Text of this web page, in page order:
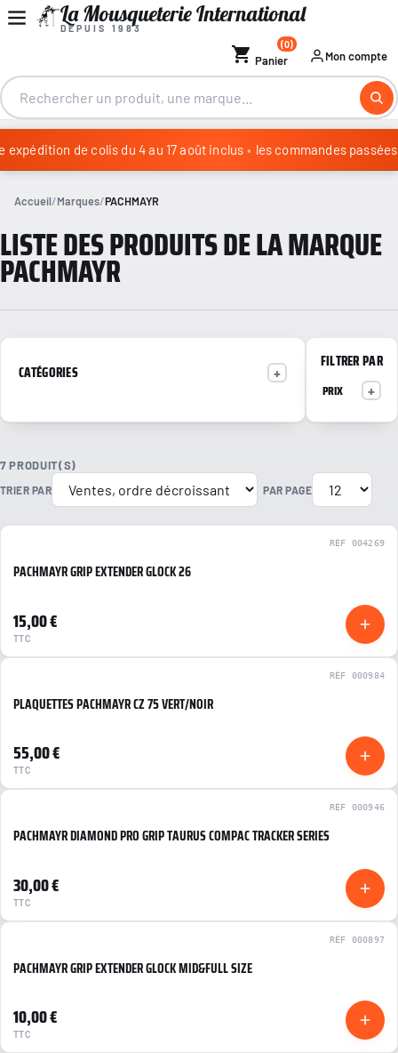
La Mousqueterie International
DEPUIS 1983
shopping_cart Panier
(0)
Mon compte
de colis du 4 au 17 août inclus • les commandes passées
Accueil Marques PACHMAYR
LISTE DES PRODUITS DE LA MARQUE
PACHMAYR
CATÉGORIES
FILTRER PAR
PRIX
7 PRODUIT(S)
TRIER PAR PAR PAGE
RÉF 004269
PACHMAYR GRIP EXTENDER GLOCK 26
15,00 €
TTC
RÉF 000984
PLAQUETTES PACHMAYR CZ 75 VERT/NOIR
55,00 €
TTC
RÉF 000946
PACHMAYR DIAMOND PRO GRIP TAURUS COMPAC TRACKER SERIES
30,00 €
TTC
RÉF 000897
PACHMAYR GRIP EXTENDER GLOCK MID&FULL SIZE
10,00 €
TTC